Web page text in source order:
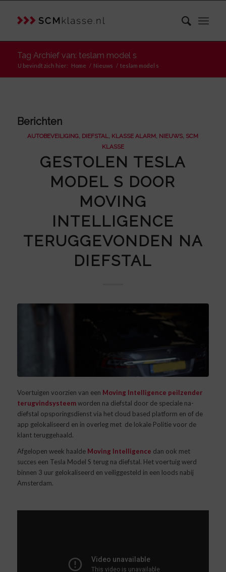
Tag Archief van: teslam model s
U bevindt zich hier: Home / Nieuws / teslam model s
Berichten
AUTOBEVEILIGING, DIEFSTAL, KLASSE ALARM, NIEUWS, SCM
KLASSE
GESTOLEN TESLA
MODEL S DOOR
MOVING
INTELLIGENCE
TERUGGEVONDEN NA
DIEFSTAL
Voertuigen voorzien van een Moving Intelligence peilzender
terugvindsysteemworden na diefstal door de speciale na-
diefstal opsporingsdienst via het cloud based platform en of de
app gelokaliseerd en in overleg met de lokale Politie voor de
klant teruggehaald.
Afgelopen week haalde Moving Intelligence dan ook met
succes een Tesla Model S terug na diefstal. Het voertuig werd
binnen 3 uur gelokaliseerd en veiliggesteld in een loods nabij
Amsterdam.